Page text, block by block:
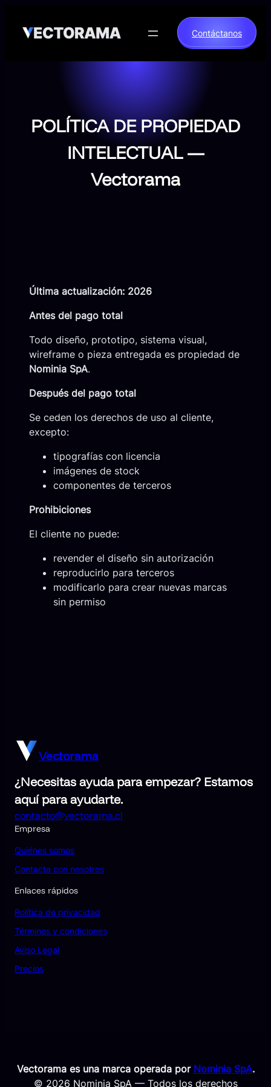
contenido
Contáctanos
POLÍTICA DE PROPIEDAD
INTELECTUAL —
Vectorama
Última actualización: 2026
Antes del pago total
Todo diseño, prototipo, sistema visual,
wireframe o pieza entregada es propiedad de
Nominia SpA.
Después del pago total
Se ceden los derechos de uso al cliente,
excepto:
tipografías con licencia
imágenes de stock
componentes de terceros
Prohibiciones
El cliente no puede:
revender el diseño sin autorización
reproducirlo para terceros
modificarlo para crear nuevas marcas
sin permiso
Vectorama
¿Necesitas ayuda para empezar? Estamos
aquí para ayudarte.
contacto@vectorama.cl
Empresa
Quiénes somos
Contacta con nosotros
Enlaces rápidos
Política de privacidad
Términos y condiciones
Aviso Legal
Precios
Vectorama es una marca operada por Nominia SpA.
© 2026 Nominia SpA — Todos los derechos